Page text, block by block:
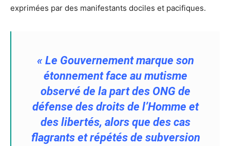
exprimées par des manifestants dociles et pacifiques.
« Le Gouvernement marque son
étonnement face au mutisme
observé de la part des ONG de
défense des droits de l’Homme et
des libertés, alors que des cas
flagrants et répétés de subversion